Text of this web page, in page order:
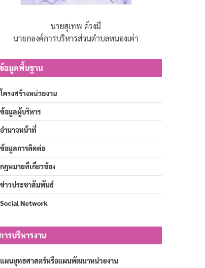
นายสุเทพ ด้วงมี
นายกองค์การบริหารส่วนตำบลหนองเต่า
อมูลพื้นฐาน
โครงสร้างหน่วยงาน
ข้อมูลผู้บริหาร
อำนาจหน้าที่
ข้อมูลการติดต่อ
กฎหมายที่เกี่ยวข้อง
ข่าวประชาสัมพันธ์
Social Network
ารบริหารงาน
แผนยุทธศาสตร์หรือแผนพัฒนาหน่วยงาน